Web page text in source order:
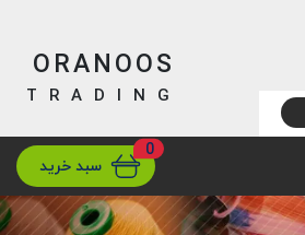
ارسالتهران/ تهران
ORANOOS
TRADING
0
سبد خرید